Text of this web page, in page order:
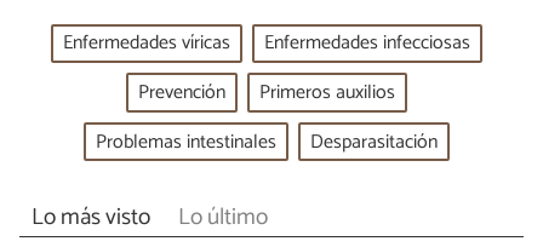
Enfermedades víricas
Enfermedades infecciosas
Prevención
Primeros auxilios
Problemas intestinales
Desparasitación
Lo más visto Lo último